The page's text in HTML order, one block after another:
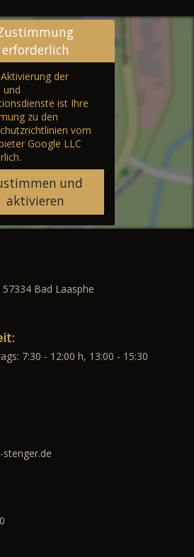
Laasphe
erforderlich
der
und
ist Ihre
zu den
vom
Google LLC
und
aktivieren
Bad Laasphe
7:30 - 12:00 h, 13:00 - 15:30